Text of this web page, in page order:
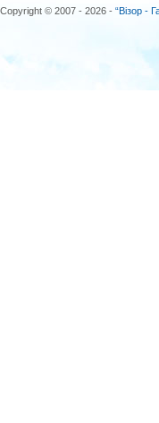
Copyright © 2007 - 2026 - “Візор -